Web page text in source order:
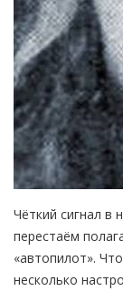
Чёткий сигнал в
перестаём
«автопилот».
несколько